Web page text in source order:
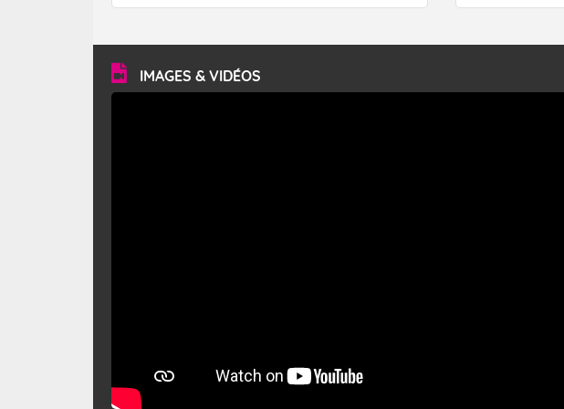
forêt. Mais qu'est-ce que le mistral ? Quelles sont ses
vitesse moyenne de 50 km/h et atteindre 80 à 100 km/h
en rafales, parfois davantage. Il parcourt la basse vallée
du Rhône et la Provence et envahit le littoral
méditerranéen à partir de la Camargue.
de forêt. Mais
à nord-ouest,
monts, en
IMAGES & VIDÉOS